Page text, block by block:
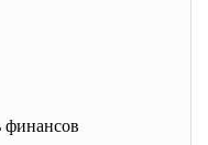
финансов